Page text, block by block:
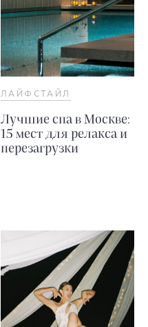
ЛАЙФСТАЙЛ
Лучшие спа в Москве:
15 мест для релакса и
перезагрузки